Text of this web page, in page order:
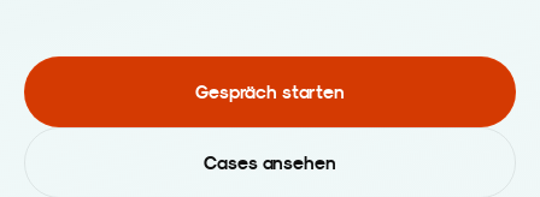
Gespräch starten
Cases ansehen